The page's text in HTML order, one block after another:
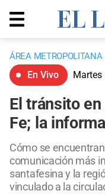
ÁREA METROPOLITANA
En Vivo Martes
El tránsito
Fe; la
Cómo se
comunicación más
santafesina y la
vinculado a la